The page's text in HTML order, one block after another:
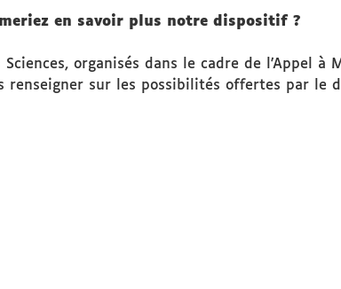
en savoir plus notre dispositif ?
organisés dans le cadre de l'Appel
renseigner sur les possibilités offertes par le